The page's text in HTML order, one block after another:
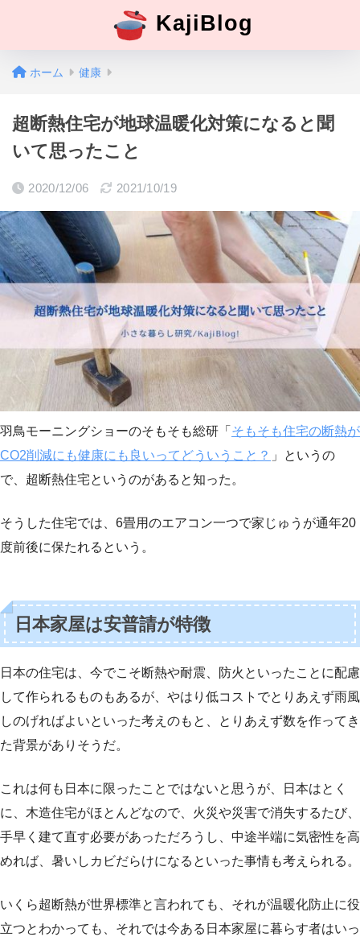
KajiBlog
ホーム 健康
超断熱住宅が地球温暖化対策になると聞
いて思ったこと
2020/12/06 2021/10/19
羽鳥モーニングショーのそもそも総研「 そもそも住宅の断熱が
CO2削減にも健康にも良いってどういうこと？ 」というの
で、超断熱住宅というのがあると知った。
そうした住宅では、6畳用のエアコン一つで家じゅうが通年20
度前後に保たれるという。
日本家屋は安普請が特徴
日本の住宅は、今でこそ断熱や耐震、防火といったことに配慮
して作られるものもあるが、やはり低コストでとりあえず雨風
しのげればよいといった考えのもと、とりあえず数を作ってき
た背景がありそうだ。
これは何も日本に限ったことではないと思うが、日本はとく
に、木造住宅がほとんどなので、火災や災害で消失するたび、
手早く建て直す必要があっただろうし、中途半端に気密性を高
めれば、暑いしカビだらけになるといった事情も考えられる。
いくら超断熱が世界標準と言われても、それが温暖化防止に役
立つとわかっても、それでは今ある日本家屋に暮らす者はいっ